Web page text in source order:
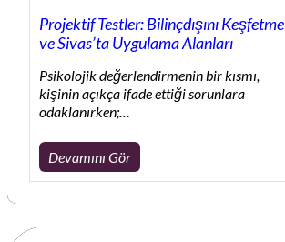
Projektif Testler: Bilinçdışını Keşfetme
ve Sivas’ta Uygulama Alanları
Psikolojik değerlendirmenin bir kısmı,
kişinin açıkça ifade ettiği sorunlara
odaklanırken;…
Devamını Gör